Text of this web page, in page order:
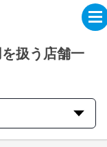
扱う店舗一